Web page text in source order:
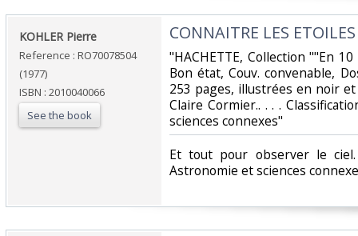
‎KOHLER Pierre‎
Reference : RO70078504
(1977)
ISBN : 2010040066
See the book
‎CONNAITRE LES
‎"HACHETTE, Collection ""En
Bon état, Couv. convenable,
253 pages, illustrées en noir
Claire Cormier.. . . .
sciences connexes"‎
‎Et tout pour observer le ciel.
Astronomie et sciences